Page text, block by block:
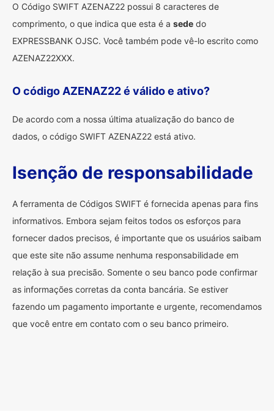
O Código SWIFT AZENAZ22 possui 8 caracteres de
comprimento, o que indica que esta é a sede do
EXPRESSBANK OJSC. Você também pode vê-lo escrito como
AZENAZ22XXX.
O código AZENAZ22 é válido e ativo?
De acordo com a nossa última atualização do banco de
dados, o código SWIFT AZENAZ22 está ativo.
Isenção de responsabilidade
A ferramenta de Códigos SWIFT é fornecida apenas para fins
informativos. Embora sejam feitos todos os esforços para
fornecer dados precisos, é importante que os usuários saibam
que este site não assume nenhuma responsabilidade em
relação à sua precisão. Somente o seu banco pode confirmar
as informações corretas da conta bancária. Se estiver
fazendo um pagamento importante e urgente, recomendamos
que você entre em contato com o seu banco primeiro.